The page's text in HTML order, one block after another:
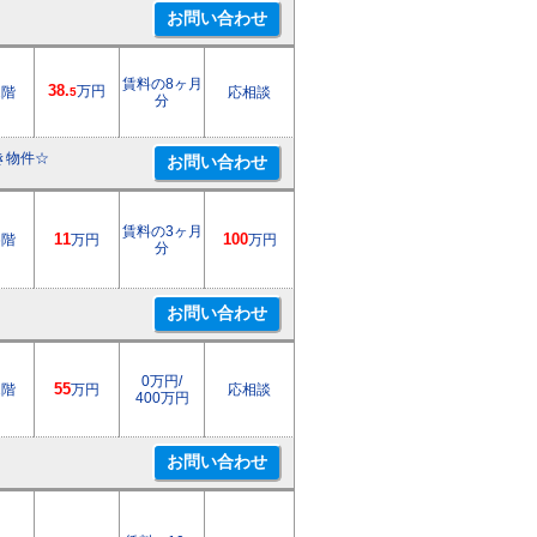
38.5万円
賃料の8ヶ月
分
応相談
物件☆
11万円
賃料の3ヶ月
分
100万円
55万円
0万円/
400万円
応相談